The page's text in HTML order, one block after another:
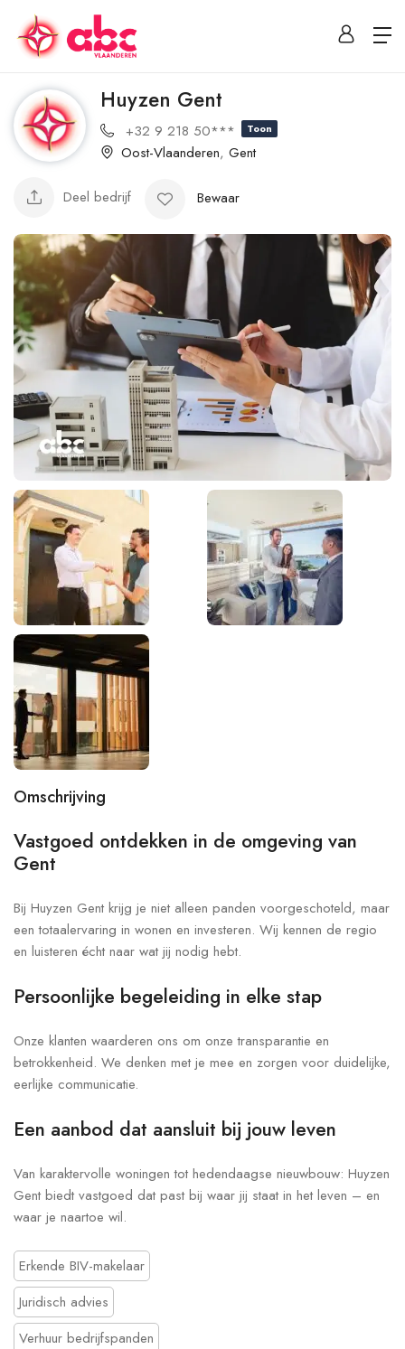
Huyzen Gent
+32 9 218 50*** Toon
Oost-Vlaanderen, Gent
Deel bedrijf Bewaar
Omschrijving
Vastgoed ontdekken in de omgeving van
Gent
Bij Huyzen Gent krijg je niet alleen panden voorgeschoteld, maar
een totaalervaring in wonen en investeren. Wij kennen de regio
en luisteren écht naar wat jij nodig hebt.
Persoonlijke begeleiding in elke stap
Onze klanten waarderen ons om onze transparantie en
betrokkenheid. We denken met je mee en zorgen voor duidelijke,
eerlijke communicatie.
Een aanbod dat aansluit bij jouw leven
Van karaktervolle woningen tot hedendaagse nieuwbouw: Huyzen
Gent biedt vastgoed dat past bij waar jij staat in het leven – en
waar je naartoe wil.
Erkende BIV-makelaar
Juridisch advies
Verhuur bedrijfspanden